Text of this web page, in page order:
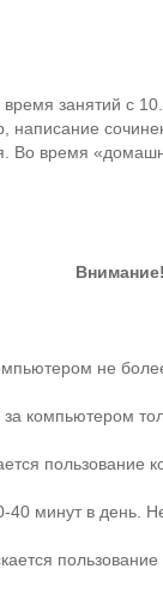
занятий с
Во время
не
компьютером
пользование
минут в день.